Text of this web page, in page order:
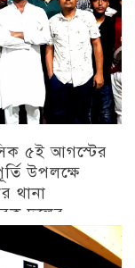
৫ই আগস্টের
উপলক্ষে
থানা
দলের
প্রদর্শন ও